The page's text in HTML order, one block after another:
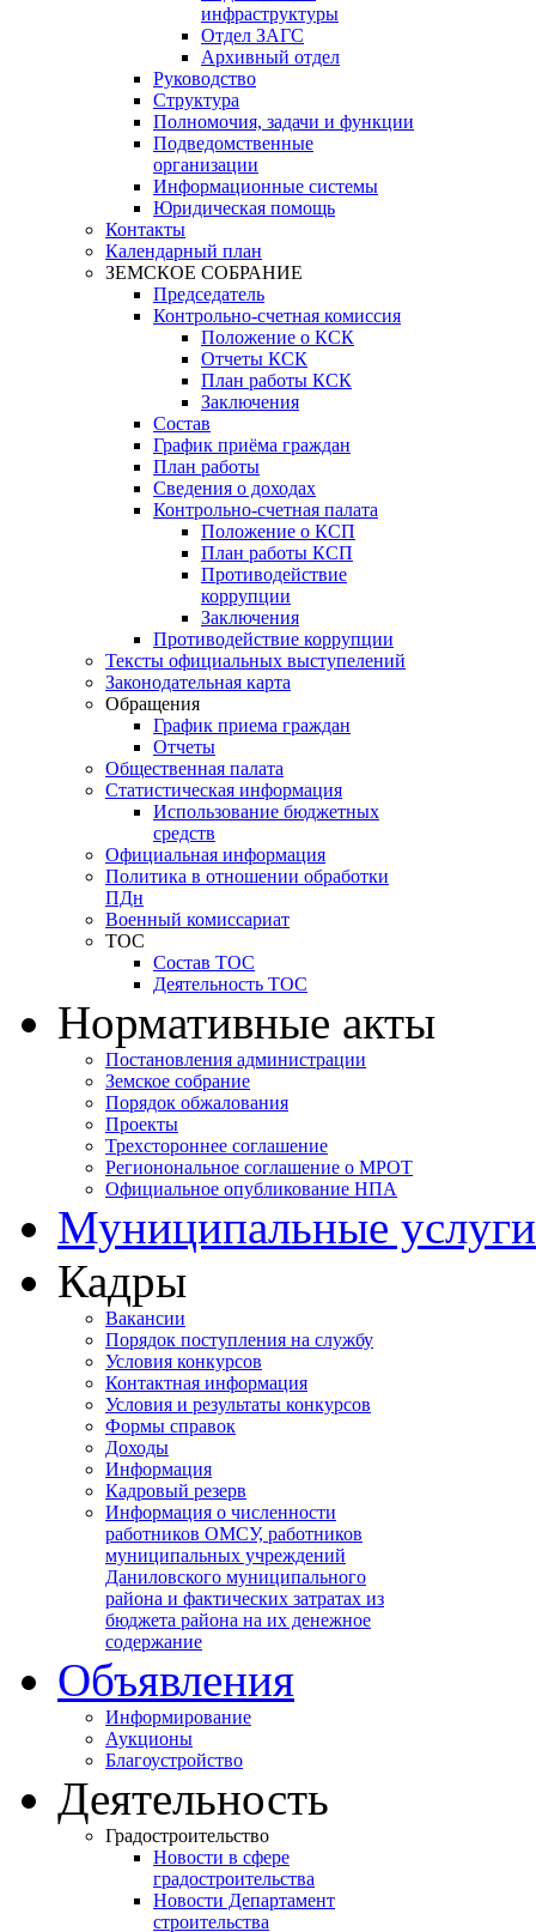
инфраструктуры
Отдел ЗАГС
Архивный отдел
Руководство
Структура
Полномочия, задачи и функции
Подведомственные
организации
Информационные системы
Юридическая помощь
Контакты
Календарный план
ЗЕМСКОЕ СОБРАНИЕ
Председатель
Контрольно-счетная комиссия
Положение о КСК
Отчеты КСК
План работы КСК
Заключения
Состав
График приёма граждан
План работы
Сведения о доходах
Контрольно-счетная палата
Положение о КСП
План работы КСП
Противодействие
коррупции
Заключения
Противодействие коррупции
Тексты официальных выступелений
Законодательная карта
Обращения
График приема граждан
Отчеты
Общественная палата
Статистическая информация
Использование бюджетных
средств
Официальная информация
Политика в отношении обработки
ПДн
Военный комиссариат
ТОС
Состав ТОС
Деятельность ТОС
Нормативные акты
Постановления администрации
Земское собрание
Порядок обжалования
Проекты
Трехстороннее соглашение
Регионональное соглашение о МРОТ
Официальное опубликование НПА
Муниципальные услуги
Кадры
Вакансии
Порядок поступления на службу
Условия конкурсов
Контактная информация
Условия и результаты конкурсов
Формы справок
Доходы
Информация
Кадровый резерв
Информация о численности
работников ОМСУ, работников
муниципальных учреждений
Даниловского муниципального
района и фактических затратах из
бюджета района на их денежное
содержание
Объявления
Информирование
Аукционы
Благоустройство
Деятельность
Градостроительство
Новости в сфере
градостроительства
Новости Департамент
строительства